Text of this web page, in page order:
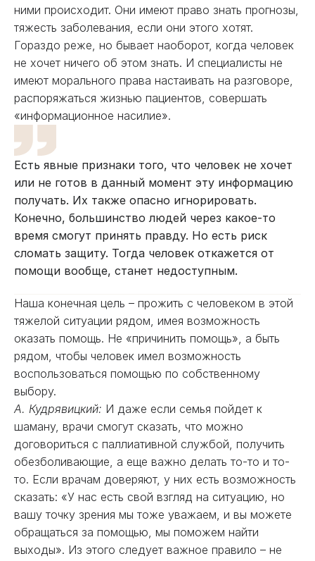
ними происходит. Они имеют право знать прогнозы,
тяжесть заболевания, если они этого хотят.
Гораздо реже, но бывает наоборот, когда человек
не хочет ничего об этом знать. И специалисты не
имеют морального права настаивать на разговоре,
распоряжаться жизнью пациентов, совершать
«информационное насилие».
Есть явные признаки того, что человек не хочет
или не готов в данный момент эту информацию
получать. Их также опасно игнорировать.
Конечно, большинство людей через какое-то
время смогут принять правду. Но есть риск
сломать защиту. Тогда человек откажется от
помощи вообще, станет недоступным.
Наша конечная цель – прожить с человеком в этой
тяжелой ситуации рядом, имея возможность
оказать помощь. Не «причинить помощь», а быть
рядом, чтобы человек имел возможность
воспользоваться помощью по собственному
выбору.
А. Кудрявицкий: И даже если семья пойдет к
шаману, врачи смогут сказать, что можно
договориться с паллиативной службой, получить
обезболивающие, а еще важно делать то-то и то-
то. Если врачам доверяют, у них есть возможность
сказать: «У нас есть свой взгляд на ситуацию, но
вашу точку зрения мы тоже уважаем, и вы можете
обращаться за помощью, мы поможем найти
выходы». Из этого следует важное правило – не